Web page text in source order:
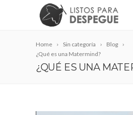
Home Sin categoría
Blog
¿Qué es una Matermind?
¿QUÉ ES UNA